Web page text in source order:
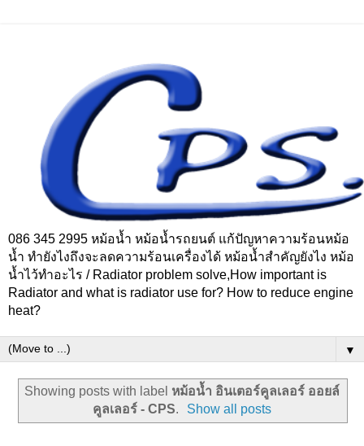
086 345 2995 หม้อน้ำ หม้อน้ำรถยนต์ แก้ปัญหาความร้อนหม้อ
น้ำ ทำยังไงถึงจะลดความร้อนเครื่องได้ หม้อน้ำสำคัญยังไง หม้อ
น้ำไว้ทำอะไร / Radiator problem solve,How important is
Radiator and what is radiator use for? How to reduce engine
heat?
▼
Showing posts with label หม้อน้ำ อินเตอร์คูลเลอร์ ออยล์
คูลเลอร์ - CPS. Show all posts